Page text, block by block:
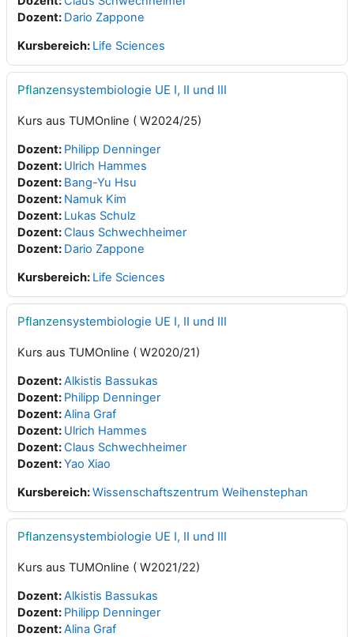
Dozent: Dario Zappone
Kursbereich: Life Sciences
Pflanzensystembiologie UE I, II und III
Kurs aus TUMOnline ( W2024/25)
Dozent: Philipp Denninger
Dozent: Ulrich Hammes
Dozent: Bang-Yu Hsu
Dozent: Namuk Kim
Dozent: Lukas Schulz
Dozent:Claus Schwechheimer
Dozent: Dario Zappone
Kursbereich: Life Sciences
Pflanzensystembiologie UE I, II und III
Kurs aus TUMOnline ( W2020/21)
Dozent:Alkistis Bassukas
Dozent: Philipp Denninger
Dozent:Alina Graf
Dozent: Ulrich Hammes
Dozent:Claus Schwechheimer
Dozent:Yao Xiao
Kursbereich:Wissenschaftszentrum Weihenstephan
Pflanzensystembiologie UE I, II und III
Kurs aus TUMOnline ( W2021/22)
Dozent:Alkistis Bassukas
Dozent: Philipp Denninger
Dozent:Alina Graf